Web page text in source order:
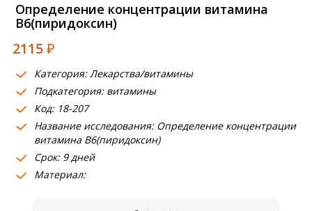
Врачи
Получить результат
Пациентам
О компании
Где сдать
Партнерам
Определение концентрации витамина
В6(пиридоксин)
2115₽
Категория: Лекарства/витамины
Подкатегория: витамины
Код: 18-207
Название исследования: Определение концентрации
витамина В6(пиридоксин)
Срок: 9 дней
Материал: